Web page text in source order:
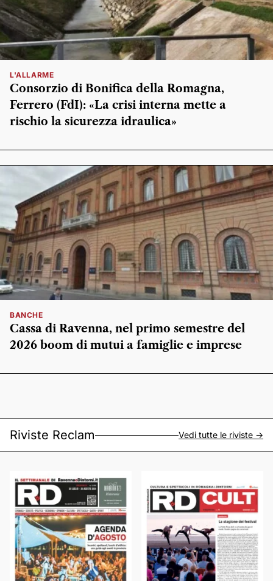
L'ALLARME
Consorzio di Bonifica della Romagna,
Ferrero (FdI): «La crisi interna mette a
rischio la sicurezza idraulica»
BANCHE
Cassa di Ravenna, nel primo semestre del
2026 boom di mutui a famiglie e imprese
Riviste Reclam Vedi tutte le riviste ->